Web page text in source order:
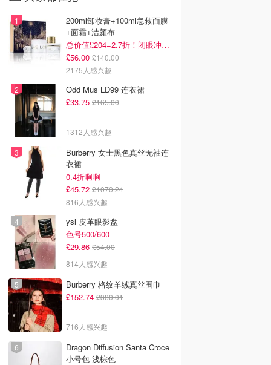
200ml卸妆膏+100ml急救面膜
+面霜+洁颜布
总价值£204=2.7折！闭眼冲这套！
£56.00 £140.00
2175人感兴趣
Odd Mus LD99 连衣裙
£33.75 £165.00
1312人感兴趣
Burberry 女士黑色真丝无袖连
衣裙
0.4折啊啊
£45.72 £1070.24
816人感兴趣
ysl 皮革眼影盘
色号500/600
£29.86 £54.00
814人感兴趣
Burberry 格纹羊绒真丝围巾
£152.74 £380.01
716人感兴趣
Dragon Diffusion Santa Croce
小号包 浅棕色